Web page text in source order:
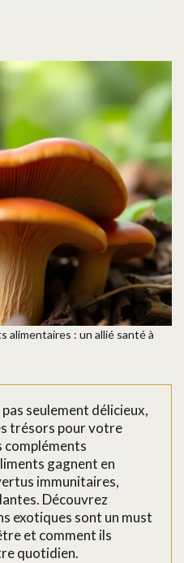
alimentaires : un allié santé à
seulement délicieux,
trésors pour votre
compléments
gagnent en
immunitaires,
Découvrez
exotiques sont un must
et comment ils
quotidien.